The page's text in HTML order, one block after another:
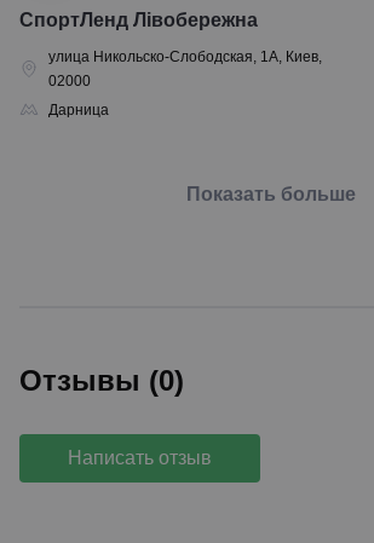
СпортЛенд Лівобережна
улица Никольско-Слободская, 1А, Киев,
02000
Дарница
Показать больше
Отзывы (0)
Написать отзыв